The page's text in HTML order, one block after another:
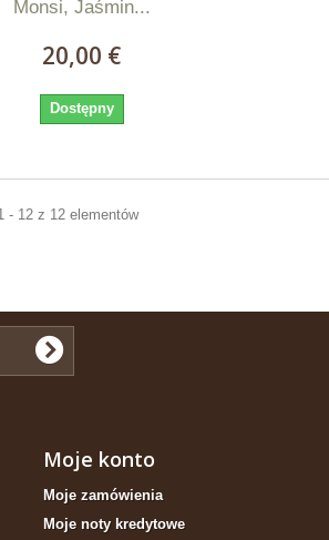
Monsi, Jaśmin...
20,00 €
Dostępny
- 12 z 12 elementów
Moje konto
Moje zamówienia
Moje noty kredytowe